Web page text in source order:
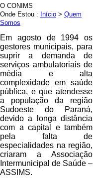
O CONIMS
Onde Estou : Início > Quem
Somos
Em agosto de 1994 os
gestores municipais, para
suprir a demanda de
serviços ambulatoriais de
média e alta
complexidade em saúde
pública, e que atendesse
a população da região
Sudoeste do Paraná,
devido a longa distância
com a capital e também
pela falta de
especialidades na região,
criaram a Associação
Intermunicipal de Saúde –
ASSIMS.